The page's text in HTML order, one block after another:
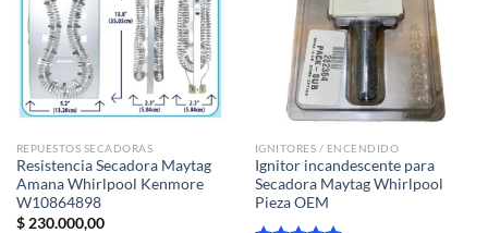
REPUESTOS SECADORAS
Resistencia Secadora Maytag
Amana Whirlpool Kenmore
W10864898
$230.000,00
IGNITORES / ENCENDIDO
Ignitor incandescente para
Secadora Maytag Whirlpool
Pieza OEM